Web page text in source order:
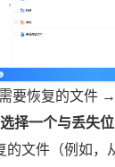
要恢复的文件 →
选择一个与丢失
的文件（例如，